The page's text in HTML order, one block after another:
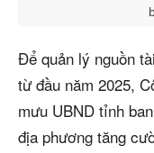
Để quản lý nguồn
từ đầu năm 2025,
mưu UBND tỉnh
địa phương tăng